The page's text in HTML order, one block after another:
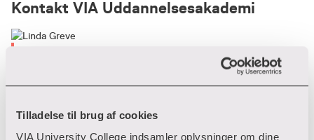
Tilladelse til brug af cookies
VIA University College indsamler oplysninger om dine
Kontakt VIA Uddannelsesakademi
T: +45 87 55 18 33
E: ligr@via.dk